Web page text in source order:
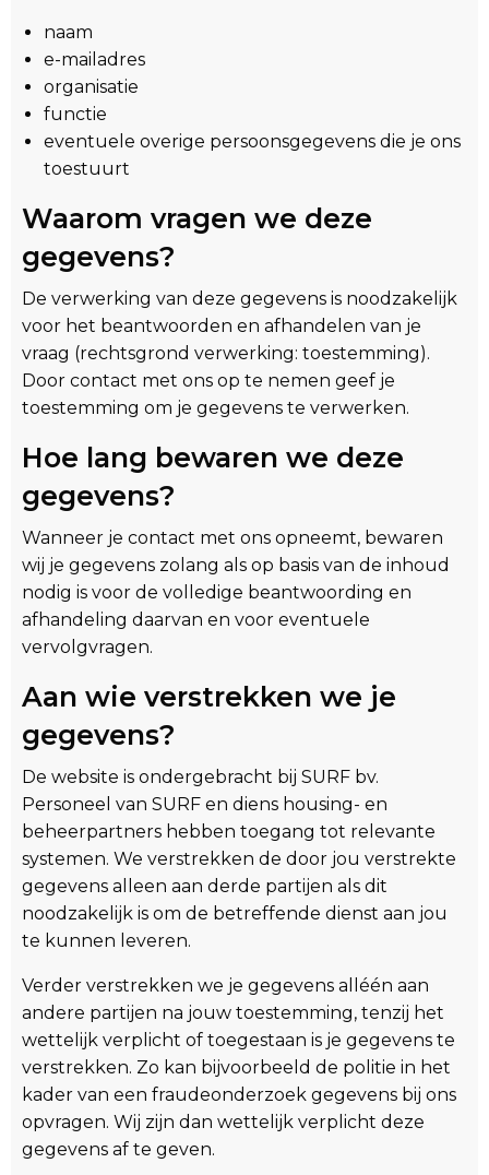
naam
e-mailadres
organisatie
functie
eventuele overige persoonsgegevens die je ons
toestuurt
Waarom vragen we deze
gegevens?
De verwerking van deze gegevens is noodzakelijk
voor het beantwoorden en afhandelen van je
vraag (rechtsgrond verwerking: toestemming).
Door contact met ons op te nemen geef je
toestemming om je gegevens te verwerken.
Hoe lang bewaren we deze
gegevens?
Wanneer je contact met ons opneemt, bewaren
wij je gegevens zolang als op basis van de inhoud
nodig is voor de volledige beantwoording en
afhandeling daarvan en voor eventuele
vervolgvragen.
Aan wie verstrekken we je
gegevens?
De website is ondergebracht bij SURF bv.
Personeel van SURF en diens housing- en
beheerpartners hebben toegang tot relevante
systemen. We verstrekken de door jou verstrekte
gegevens alleen aan derde partijen als dit
noodzakelijk is om de betreffende dienst aan jou
te kunnen leveren.
Verder verstrekken we je gegevens alléén aan
andere partijen na jouw toestemming, tenzij het
wettelijk verplicht of toegestaan is je gegevens te
verstrekken. Zo kan bijvoorbeeld de politie in het
kader van een fraudeonderzoek gegevens bij ons
opvragen. Wij zijn dan wettelijk verplicht deze
gegevens af te geven.